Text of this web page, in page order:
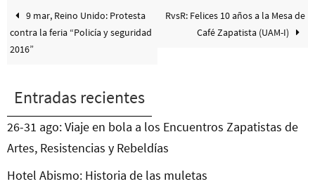
9 mar, Reino Unido: Protesta
contra la feria “Policía y seguridad
2016”
RvsR: Felices 10 años a la Mesa de
Café Zapatista (UAM-I)
Entradas recientes
26-31 ago: Viaje en bola a los Encuentros Zapatistas de
Artes, Resistencias y Rebeldías
Hotel Abismo: Historia de las muletas